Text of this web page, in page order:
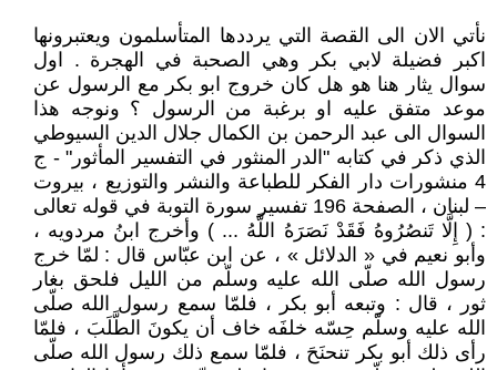
نأتي الان الى القصة التي يرددها المتأسلمون ويعتبرونها
اكبر فضيلة لابي بكر وهي الصحبة في الهجرة . اول
سوال يثار هنا هو هل كان خروج ابو بكر مع الرسول عن
موعد متفق عليه او برغبة من الرسول ؟ ونوجه هذا
السوال الى عبد الرحمن بن الكمال جلال الدين السيوطي
الذي ذكر في كتابه "الدر المنثور في التفسير المأثور" - ج
4 منشورات دار الفكر للطباعة والنشر والتوزيع ، بيروت
– لبنان ، الصفحة 196 تفسير سورة التوبة في قوله تعالى
: ( إِلَّا تَنصُرُوهُ فَقَدْ نَصَرَهُ اللَّهُ ... ) وأخرج ابنُ مردويه ،
وأبو نعيم في « الدلائل » ، عن ابن عبّاس قال : لمّا خرج
رسول الله صلّى الله عليه وسلّم من الليل فلحق بغار
ثور ، قال : وتبعه أبو بكر ، فلمّا سمع رسول الله صلّى
الله عليه وسلّم حِسّه خلفَه خاف أن يكونَ الطَّلَبَ ، فلمّا
رأى ذلك أبو بكر تنحنَحَ ، فلمّا سمع ذلك رسول الله صلّى